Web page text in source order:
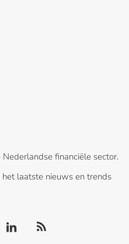
financiële sector.
laatste nieuws en trends